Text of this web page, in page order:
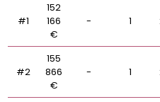
#1
152
166
€
- 1
#2
155
866
€
- 1